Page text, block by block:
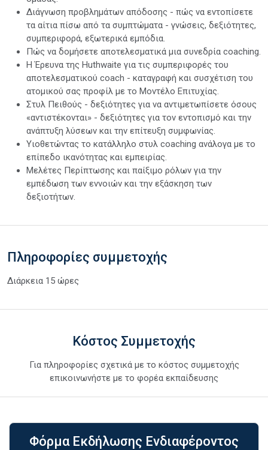
Διάγνωση προβλημάτων απόδοσης - πώς να εντοπίσετε
τα αίτια πίσω από τα συμπτώματα - γνώσεις, δεξιότητες,
συμπεριφορά, εξωτερικά εμπόδια.
Πώς να δομήσετε αποτελεσματικά μια συνεδρία coaching.
Η Έρευνα της Huthwaite για τις συμπεριφορές του
αποτελεσματικού coach - καταγραφή και συσχέτιση του
ατομικού σας προφίλ με το Μοντέλο Επιτυχίας.
Στυλ Πειθούς - δεξιότητες για να αντιμετωπίσετε όσους
«αντιστέκονται» - δεξιότητες για τον εντοπισμό και την
ανάπτυξη λύσεων και την επίτευξη συμφωνίας.
Υιοθετώντας το κατάλληλο στυλ coaching ανάλογα με το
επίπεδο ικανότητας και εμπειρίας.
Μελέτες Περίπτωσης και παίξιμο ρόλων για την
εμπέδωση των εννοιών και την εξάσκηση των
δεξιοτήτων.
Πληροφορίες συμμετοχής
Διάρκεια 15 ώρες
Κόστος Συμμετοχής
Για πληροφορίες σχετικά με το κόστος συμμετοχής
επικοινωνήστε με το φορέα εκπαίδευσης
Φόρμα Εκδήλωσης Ενδιαφέροντος